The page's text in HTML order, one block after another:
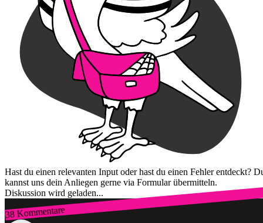
Hast du einen relevanten Input oder hast du einen Fehler entdeckt?
kannst uns dein Anliegen gerne via Formular übermitteln.
Diskussion wird geladen...
38 Kommentare
Zum Login